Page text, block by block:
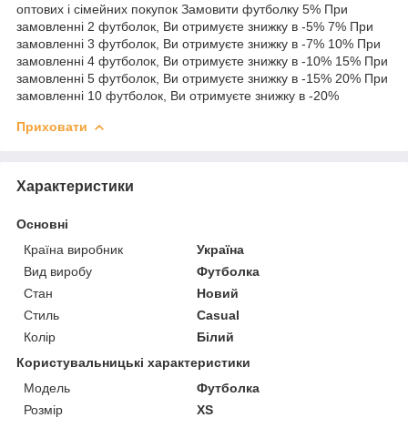
оптових і сімейних покупок Замовити футболку 5% При
замовленні 2 футболок, Ви отримуєте знижку в -5% 7% При
замовленні 3 футболок, Ви отримуєте знижку в -7% 10% При
замовленні 4 футболок, Ви отримуєте знижку в -10% 15% При
замовленні 5 футболок, Ви отримуєте знижку в -15% 20% При
замовленні 10 футболок, Ви отримуєте знижку в -20%
Приховати
Характеристики
Основні
Країна виробник
Україна
Вид виробу
Футболка
Стан
Новий
Стиль
Casual
Колір
Білий
Користувальницькі характеристики
Мoдель
Футболка
Розмір
XS